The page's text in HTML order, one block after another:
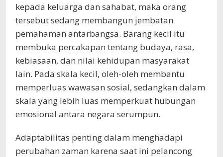
kepada keluarga dan sahabat, maka orang
tersebut sedang membangun jembatan
pemahaman antarbangsa. Barang kecil itu
membuka percakapan tentang budaya, rasa,
kebiasaan, dan nilai kehidupan masyarakat
lain. Pada skala kecil, oleh-oleh membantu
memperluas wawasan sosial, sedangkan dalam
skala yang lebih luas memperkuat hubungan
emosional antara negara serumpun.
Adaptabilitas penting dalam menghadapi
perubahan zaman karena saat ini pelancong